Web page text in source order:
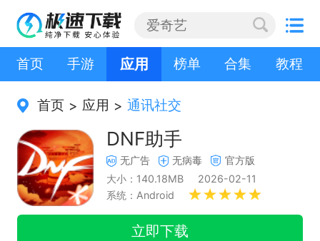
首页 手游 应用 榜单 合集 教程
首页 > 应用 > 通讯社交
DNF助手
无广告 无病毒
官方版
大小：140.18MB
2026-02-11
系统：Android
立即下载